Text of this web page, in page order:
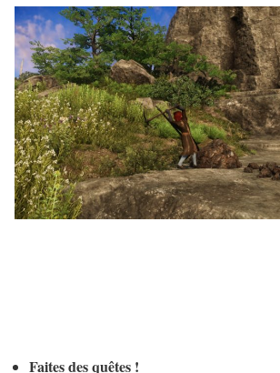
Faites des quêtes !